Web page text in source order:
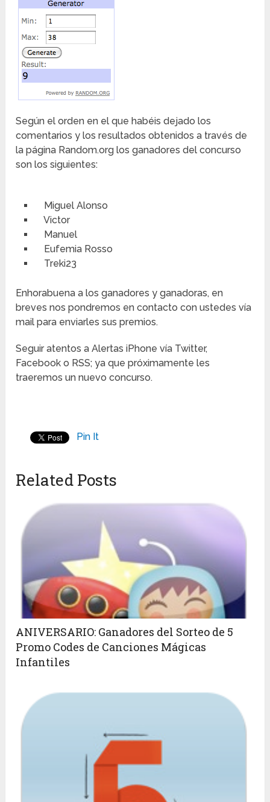
Según el orden en el que habéis dejado los
comentarios y los resultados obtenidos a través de
la página Random.org los ganadores del concurso
son los siguientes:
Miguel Alonso
Victor
Manuel
Eufemia Rosso
Treki23
Enhorabuena a los ganadores y ganadoras, en
breves nos pondremos en contacto con ustedes vía
mail para enviarles sus premios.
Seguir atentos a Alertas iPhone vía Twitter,
Facebook o RSS; ya que próximamente les
traeremos un nuevo concurso.
Pin It
Related Posts
ANIVERSARIO: Ganadores del Sorteo de 5
Promo Codes de Canciones Mágicas
Infantiles